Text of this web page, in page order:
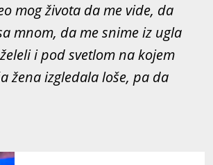
mog života da me vide, da
mnom, da me snime iz ugla
i pod svetlom na kojem
žena izgledala loše, pa da